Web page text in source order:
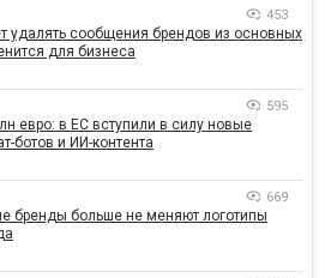
453
удалять сообщения брендов из основных
для бизнеса
595
евро: в ЕС вступили в силу новые
ботов и ИИ-контента
669
бренды больше не меняют логотипы